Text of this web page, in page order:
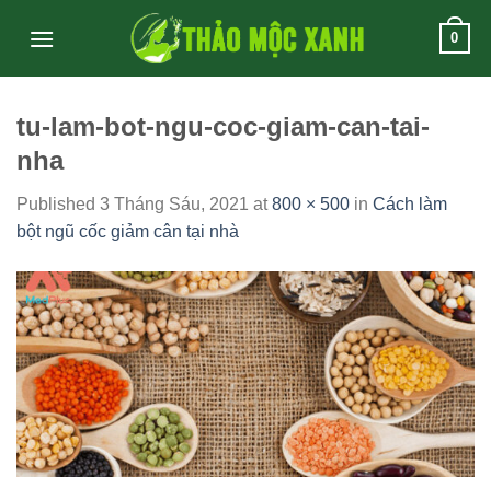
0
tu-lam-bot-ngu-coc-giam-can-tai-
nha
Published 3 Tháng Sáu, 2021 at800 × 500 in Cách làm
bột ngũ cốc giảm cân tại nhà